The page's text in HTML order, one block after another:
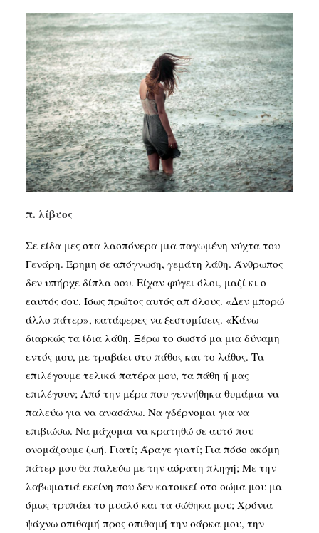
VIDEO
ΠΑΛΑΙΑ ΣΥΝΟΔΟΙΠΟΡΙΑ
ΕΠΙΚΟΙΝΩΝΙΑ
SEARCH
π. λίβυος
Σε είδα μες στα λασπόνερα μια παγωμένη νύχτα του
Γενάρη. Έρημη σε απόγνωση, γεμάτη λάθη. Άνθρωπος
δεν υπήρχε δίπλα σου. Είχαν φύγει όλοι, μαζί κι ο
εαυτός σου. Ίσως πρώτος αυτός απ όλους. «Δεν μπορώ
άλλο πάτερ», κατάφερες να ξεστομίσεις. «Κάνω
διαρκώς τα ίδια λάθη. Ξέρω το σωστό μα μια δύναμη
εντός μου, με τραβάει στο πάθος και το λάθος. Τα
επιλέγουμε τελικά πατέρα μου, τα πάθη ή μας
επιλέγουν; Από την μέρα που γεννήθηκα θυμάμαι να
παλεύω για να ανασάνω. Να γδέρνομαι για να
επιβιώσω. Να μάχομαι να κρατηθώ σε αυτό που
ονομάζουμε ζωή. Γιατί; Άραγε γιατί; Για πόσο ακόμη
πάτερ μου θα παλεύω με την αόρατη πληγή; Με την
λαβωματιά εκείνη που δεν κατοικεί στο σώμα μου μα
όμως τρυπάει το μυαλό και τα σώθηκα μου; Χρόνια
ψάχνω σπιθαμή προς σπιθαμή την σάρκα μου, την